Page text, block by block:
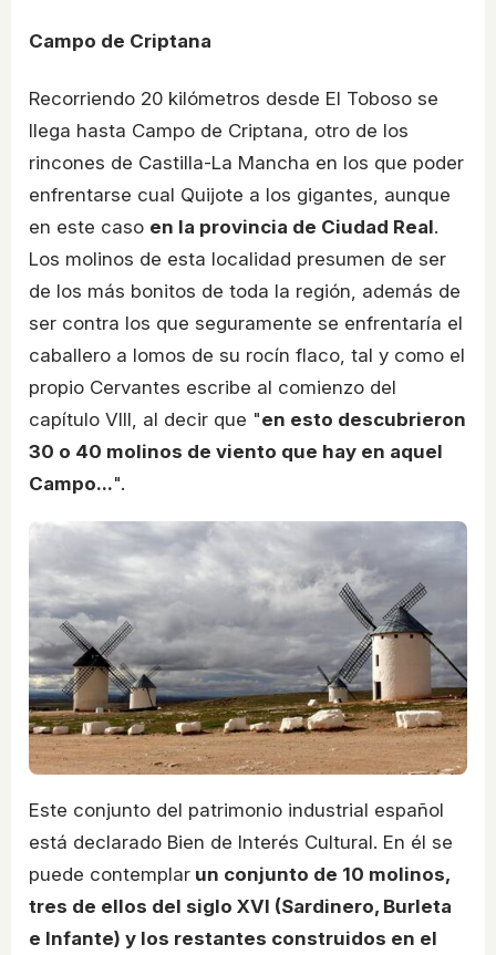
Campo de Criptana
Recorriendo 20 kilómetros desde El Toboso se
llega hasta Campo de Criptana, otro de los
rincones de Castilla-La Mancha en los que poder
enfrentarse cual Quijote a los gigantes, aunque
en este caso en la provincia de Ciudad Real.
Los molinos de esta localidad presumen de ser
de los más bonitos de toda la región, además de
ser contra los que seguramente se enfrentaría el
caballero a lomos de su rocín flaco, tal y como el
propio Cervantes escribe al comienzo del
capítulo VIII, al decir que "en esto descubrieron
30 o 40 molinos de viento que hay en aquel
Campo...".
Este conjunto del patrimonio industrial español
está declarado Bien de Interés Cultural. En él se
puede contemplar un conjunto de 10 molinos,
tres de ellos del siglo XVI (Sardinero, Burleta
e Infante) y los restantes construidos en el